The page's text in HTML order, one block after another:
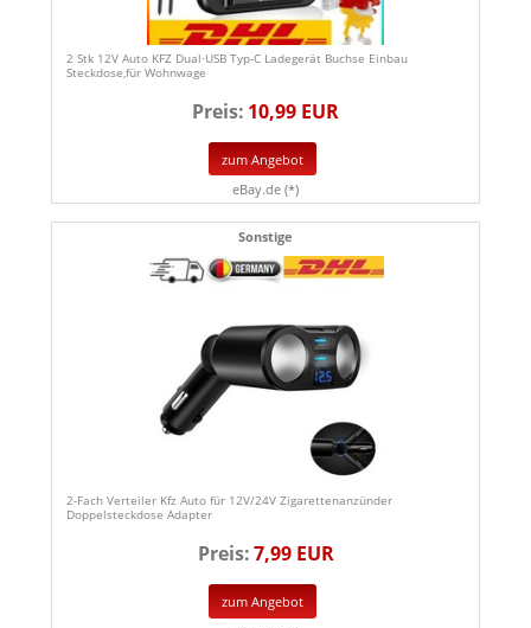
2 Stk 12V Auto KFZ Dual·USB Typ-C Ladegerät Buchse Einbau
Steckdose,für Wohnwage
Preis: 10,99 EUR
zum Angebot
eBay.de (*)
Sonstige
2-Fach Verteiler Kfz Auto für 12V/24V Zigarettenanzünder
Doppelsteckdose Adapter
Preis:7,99 EUR
zum Angebot